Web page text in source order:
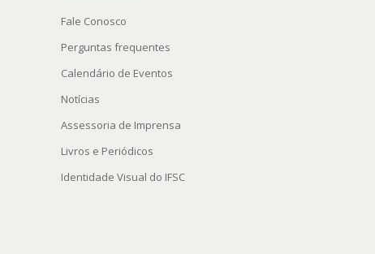
Fale Conosco
Perguntas frequentes
Calendário de Eventos
Notícias
Assessoria de Imprensa
Livros e Periódicos
Identidade Visual do IFSC